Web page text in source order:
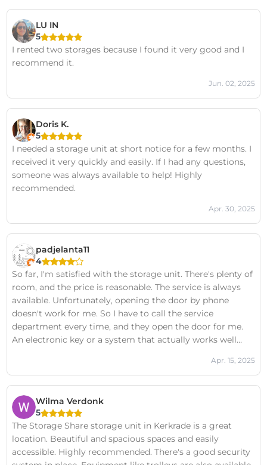
LU IN
5
I rented two storages because I found it very good and I
recommend it.
Jun. 02, 2025
Doris K.
5
I needed a storage unit at short notice for a few months. I
received it very quickly and easily. If I had any questions,
someone was always available to help! Highly
recommended.
Apr. 30, 2025
padjelanta11
4
So far, I'm satisfied with the storage unit. There's plenty of
room, and the price is reasonable. The service is always
available. Unfortunately, opening the door by phone
doesn't work for me. So I have to call the service
department every time, and they open the door for me.
An electronic key or a system that actually works well
Apr. 15, 2025
Wilma Verdonk
5
The Storage Share storage unit in Kerkrade is a great
location. Beautiful and spacious spaces and easily
accessible. Highly recommended. There's a good security